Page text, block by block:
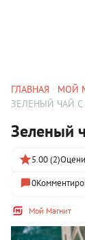
ГЛАВНАЯ МОЙ
ЗЕЛЕНЫЙ ЧАЙ
Зеленый
Мой Магнит
5.00 (2)
0